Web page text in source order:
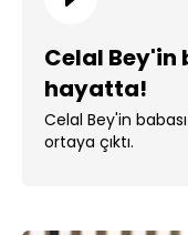
Celal Bey'in
hayatta!
Celal Bey'in
ortaya çıktı.